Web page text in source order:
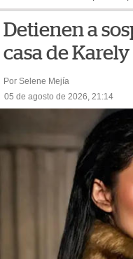
Detienen a
casa de Karely
Por Selene Mejía
05 de agosto de 2026, 21:14